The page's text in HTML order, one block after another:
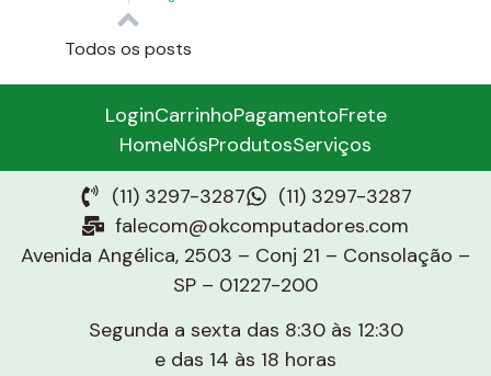
Todos os posts
LoginCarrinhoPagamentoFrete
HomeNósProdutosServiços
(11) 3297-3287
(11) 3297-3287
falecom@okcomputadores.com
Avenida Angélica, 2503 – Conj 21 – Consolação –
SP – 01227-200
Segunda a sexta das 8:30 às 12:30
e das 14 às 18 horas